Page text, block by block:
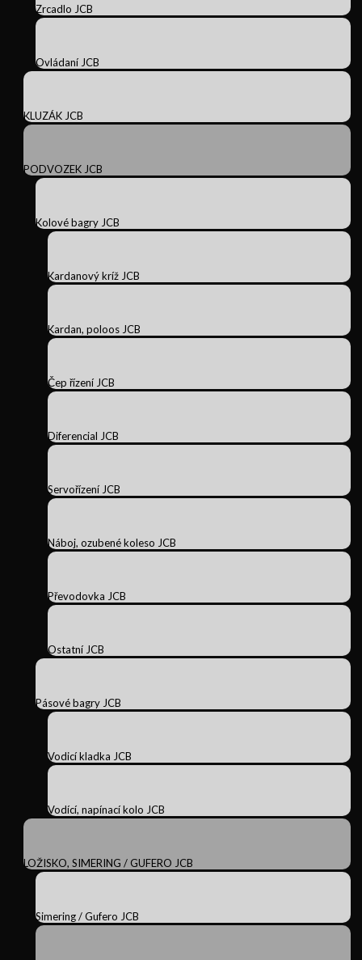
Zrcadlo JCB
Ovládaní JCB
KLUZÁK JCB
PODVOZEK JCB
Kolové bagry JCB
Kardanový kríž JCB
Kardan, poloos JCB
Čep řízení JCB
Diferencial JCB
Servořízení JCB
Náboj, ozubené koleso JCB
Převodovka JCB
Ostatní JCB
Pásové bagry JCB
Vodicí kladka JCB
Vodící, napínací kolo JCB
LOŽISKO, SIMERING / GUFERO JCB
Simering / Gufero JCB